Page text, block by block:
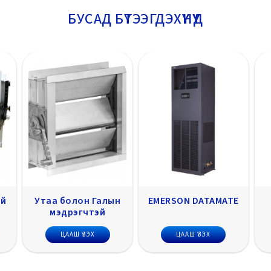
БУСАД БҮТЭЭГДЭХҮҮНҮҮД
EMERSON DATAMATE
ЦААШ ҮЗЭХ
MIDEA PRECISION
ЦААШ ҮЗЭХ